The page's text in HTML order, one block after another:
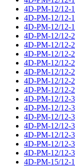
4D-PM-12/12-
4D-PM-12/12-
4D-PM-12/12-
4D-PM-12/12-
4D-PM-12/12-
4D-PM-12/12-
4D-PM-12/12-
4D-PM-12/12-
4D-PM-12/12-
4D-PM-12/12-
4D-PM-12/12-
4D-PM-12/12-
4D-PM-12/12-
4D-PM-12/12-
4D-PM-12/12-
4D-PM-12/12-
4D-PM-12/12-
4D-PM-15/12-